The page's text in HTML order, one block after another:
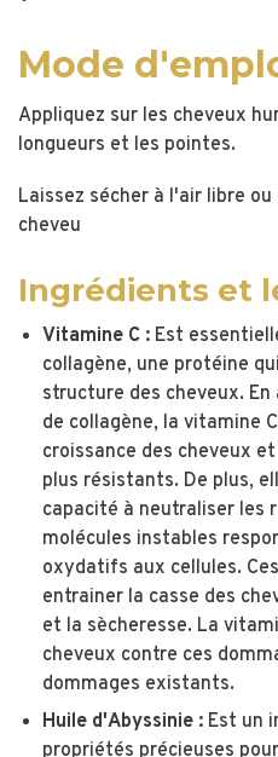
Mode
Appliquez sur les cheveux
longueurs et les pointes.
Laissez sécher à l'air libre
cheveu
Ingrédients et
Vitamine C : Est
collagène, une protéine
structure des cheveux.
de collagène, la vitamine
croissance des cheveux
plus résistants. De plus,
capacité à neutraliser les
molécules instables
oxydatifs aux cellules.
entrainer la casse des
et la sècheresse. La
cheveux contre ces
dommages existants.
Huile d'Abyssinie : Est un
propriétés précieuses